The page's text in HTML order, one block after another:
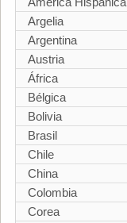
Argelia
Argentina
Austria
África
Bélgica
Bolivia
Brasil
Chile
China
Colombia
Corea